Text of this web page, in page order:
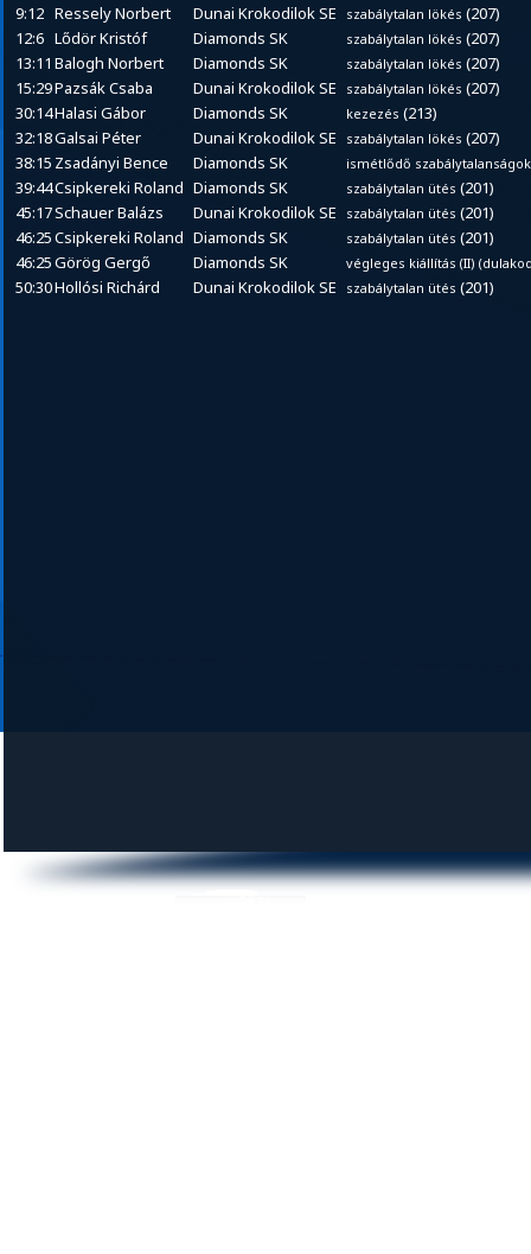
9:12 Ressely Norbert Dunai Krokodilok SE szabálytalan lökés (207)
12:6 Lődör Kristóf Diamonds SK szabálytalan lökés (207)
13:11 Balogh Norbert Diamonds SK szabálytalan lökés (207)
15:29Pazsák Csaba Dunai Krokodilok SE szabálytalan lökés (207)
30:14Halasi Gábor Diamonds SK kezezés (213)
32:18Galsai Péter Dunai Krokodilok SE szabálytalan lökés (207)
38:15 Zsadányi Bence Diamonds SK ismétlődő szabálytalanságok
39:44Csipkereki Roland Diamonds SK szabálytalan ütés (201)
45:17Schauer Balázs Dunai Krokodilok SE szabálytalan ütés (201)
46:25Csipkereki Roland Diamonds SK szabálytalan ütés (201)
46:25Görög Gergő Diamonds SK végleges kiállítás (II)
50:30Hollósi Richárd Dunai Krokodilok SE szabálytalan ütés (201)